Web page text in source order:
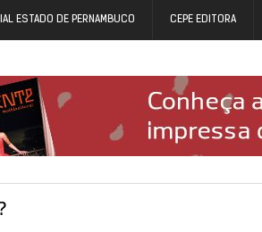
ESTADO DE PERNAMBUCO CEPE EDITORA